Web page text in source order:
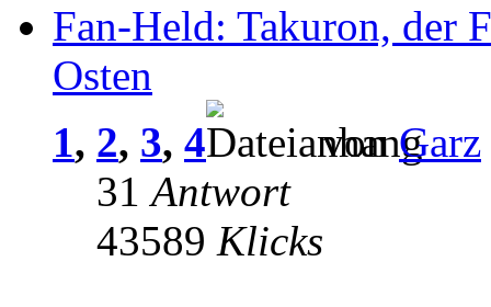
Fan-Held: Takuron, der
Osten
1, 2, 3, 4 vonGarz
31Antwort
43589 Klicks